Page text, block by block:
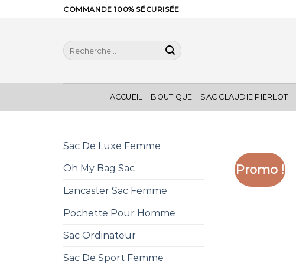
COMMANDE 100% SÉCURISÉE
Recherche
pour :
ACCUEIL BOUTIQUE SAC CLAUDIE PIERLOT
Sac De Luxe Femme
Oh My Bag Sac
Lancaster Sac Femme
Pochette Pour Homme
Sac Ordinateur
Sac De Sport Femme
Promo !